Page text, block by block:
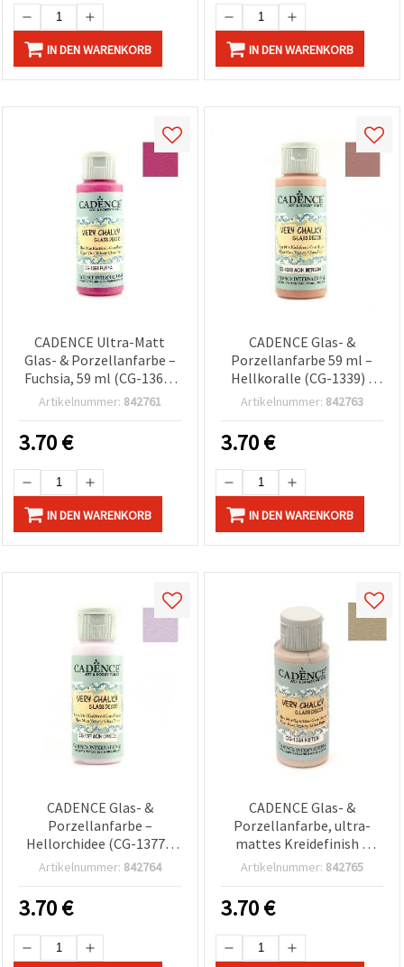
IN DEN WARENKORB IN DEN WARENKORB
CADENCE Ultra-Matt
Glas- & Porzellanfarbe –
Fuchsia, 59 ml (CG-1369)
für Glaswaren & Keramik-
Artikelnummer: 842761
3.70€
IN DEN WARENKORB
CADENCE Glas- &
Porzellanfarbe 59 ml –
Hellkoralle (CG-1339) |
Für Glas, Keramik &
Wohndeko
Artikelnummer: 842763
3.70€
IN DEN WARENKORB
CADENCE Glas- &
Porzellanfarbe –
Hellorchidee (CG-1377),
59 ml | Dekorfarbe für
& Fliesen, DIY-
Bastelprojekte, Tassen &
Teller
Artikelnummer: 842764
3.70€
CADENCE Glas- &
Porzellanfarbe, ultra-
mattes Kreidefinish –
Linen (CG-1334), 59 ml |
Geschirr & Wohndeko-
Bastelprojekte
Artikelnummer: 842765
3.70€